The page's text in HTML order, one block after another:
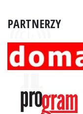
PARTNERZY